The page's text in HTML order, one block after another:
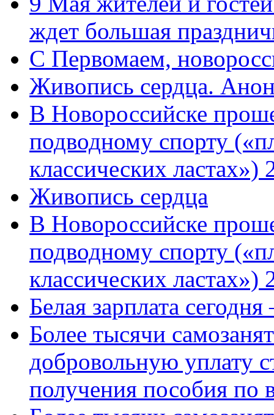
ждет большая
C Первомаем,
Живопись сердца.
В Новороссийске
подводному спорту
классических
Живопись сердца
В Новороссийске
подводному спорту
классических ластах»)
Белая зарплата
Более тысячи
добровольную уплату
получения пособия по